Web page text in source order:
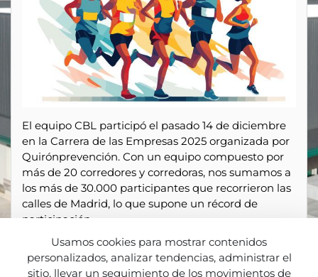
El equipo CBL participó el pasado 14 de diciembre
en la Carrera de las Empresas 2025 organizada por
Quirónprevención. Con un equipo compuesto por
más de 20 corredores y corredoras, nos sumamos a
los más de 30.000 participantes que recorrieron las
calles de Madrid, lo que supone un récord de
participación.
Un gesto que muestra el compromiso de la
compañía con los hábitos saludables y el cuidado
Usamos cookies para mostrar contenidos
personalizados, analizar tendencias, administrar el
sitio, llevar un seguimiento de los movimientos de